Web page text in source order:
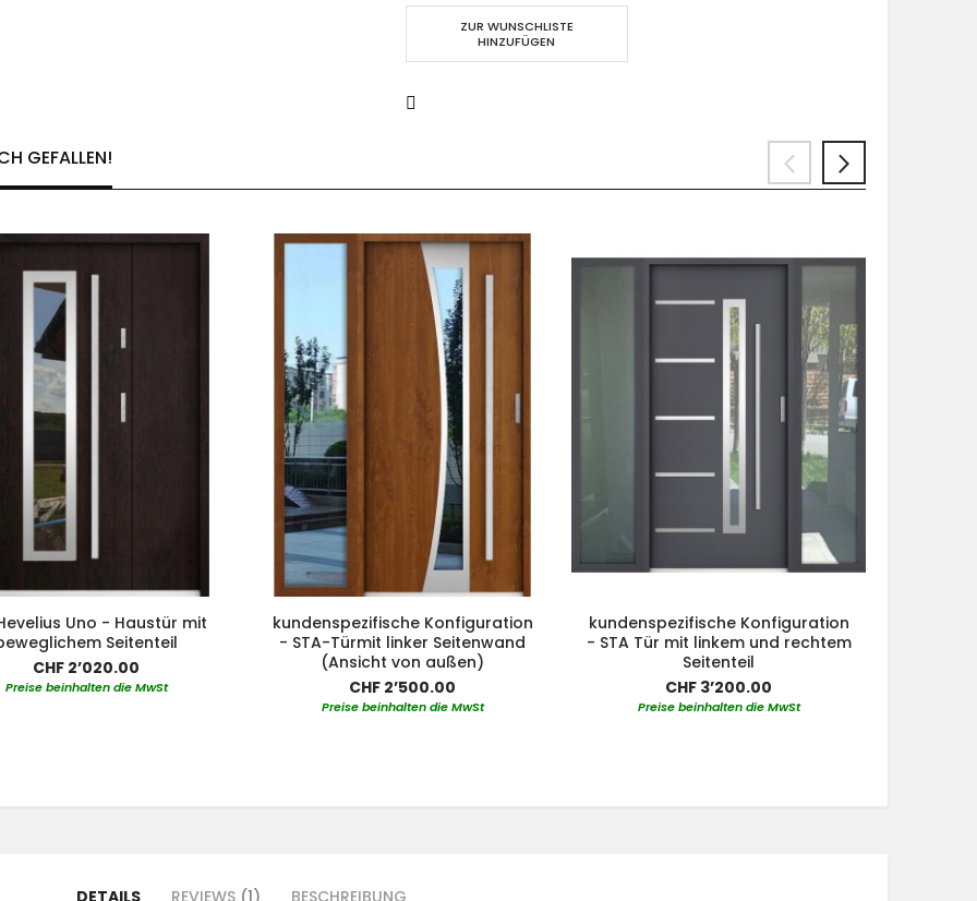
ZUR WUNSCHLISTE
HINZUFÜGEN
GEFALLEN!
Uno - Haustür mit
Seitenteil
CHF 2’020.00
Preise beinhalten die MwSt
kundenspezifische Konfiguration
- STA-Türmit linker Seitenwand
(Ansicht von außen)
CHF 2’500.00
Preise beinhalten die MwSt
kundenspezifische Konfiguration
- STA Tür mit linkem und rechtem
Seitenteil
CHF 3’200.00
Preise beinhalten die MwSt
DETAILS REVIEWS 1 BESCHREIBUNG